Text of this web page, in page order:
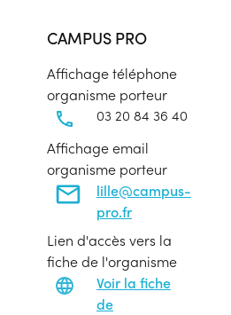
CAMPUS PRO
Affichage téléphone
organisme porteur
03 20 84 36 40
Affichage email
organisme porteur
lille@campus-
pro.fr
Lien d'accès vers la
fiche de l'organisme
Voir la fiche
de